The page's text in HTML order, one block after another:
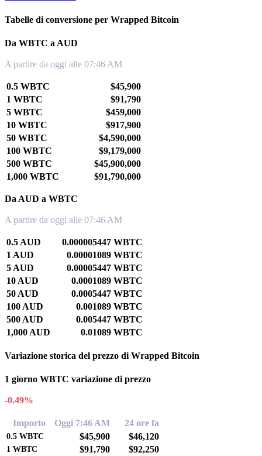
Tabelle di conversione per Wrapped Bitcoin
Da WBTC a AUD
A partire da oggi alle 07:46 AM
0.5 WBTC
$45,900
1 WBTC
$91,790
5 WBTC
$459,000
10 WBTC
$917,900
50 WBTC
$4,590,000
100 WBTC
$9,179,000
500 WBTC
$45,900,000
1,000 WBTC
$91,790,000
Da AUD a WBTC
A partire da oggi alle 07:46 AM
0.5 AUD
0.000005447 WBTC
1 AUD
0.00001089 WBTC
5 AUD
0.00005447 WBTC
10 AUD
0.0001089 WBTC
50 AUD
0.0005447 WBTC
100 AUD
0.001089 WBTC
500 AUD
0.005447 WBTC
1,000 AUD
0.01089 WBTC
Variazione storica del prezzo di Wrapped Bitcoin
1 giorno WBTC variazione di prezzo
-0.49%
Importo Oggi 7:46 AM 24 ore fa
0.5 WBTC $45,900 $46,120
1 WBTC $91,790 $92,250